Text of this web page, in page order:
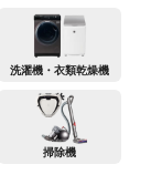
洗濯機・衣類乾燥機
掃除機